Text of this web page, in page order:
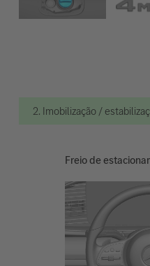
2. Imobilização /
Freio de